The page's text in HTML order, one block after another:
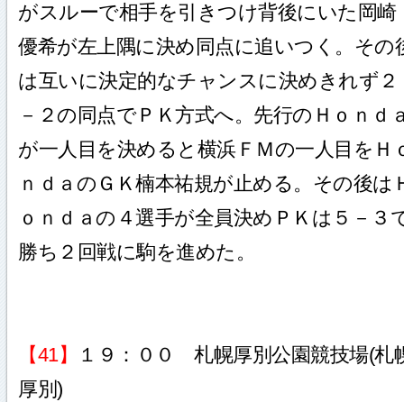
がスルーで相手を引きつけ背後にいた岡崎
優希が左上隅に決め同点に追いつく。その
は互いに決定的なチャンスに決めきれず２
－２の同点でＰＫ方式へ。先行のＨｏｎｄ
が一人目を決めると横浜ＦＭの一人目をＨ
ｎｄａのＧＫ楠本祐規が止める。その後は
ｏｎｄａの４選手が全員決めＰＫは５－３
勝ち２回戦に駒を進めた。
【41】
１９：００ 札幌厚別公園競技場(札
厚別)